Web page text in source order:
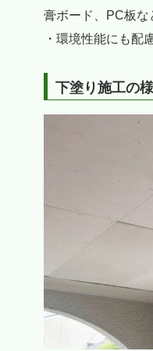
膏ボード、PC板な
・環境性能にも
下塗り施工の